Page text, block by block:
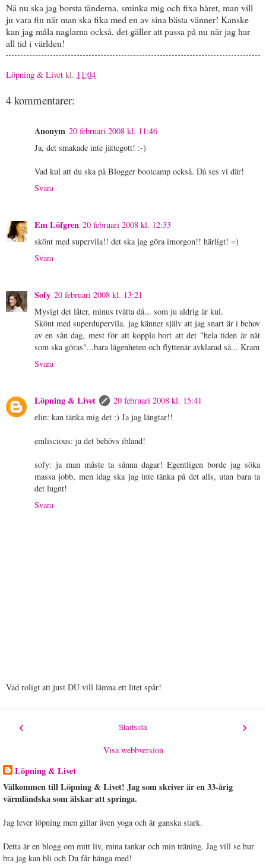
Nä nu ska jag borsta tänderna, sminka mig och fixa håret, man vill
ju vara fin när man ska fika med en av sina bästa vänner! Kanske
kan jag måla naglarna också, det gäller att passa på nu när jag har
all tid i världen!
Löpning & Livet kl. 11:04
4 kommentarer:
Anonym 20 februari 2008 kl. 11:46
Ja, det smakade inte jättegott! :-)
Vad kul att du ska på Blogger bootcamp också. Då ses vi där!
Svara
Em Löfgren 20 februari 2008 kl. 12:33
skönt med supervila!! det ska jag göra imorgon!! härligt! =)
Svara
Sofy 20 februari 2008 kl. 13:21
Mysigt det låter, minus tvätta då... som ju aldrig är kul.
Skönt med superdupervila. jag känner själv att jag snart är i behov
av en sån dag, mest för att koppla bort att det "hela tiden är nåt
som ska göras"...bara lägenheten och flyttenär avklarad så... Kram
Svara
Löpning & Livet
20 februari 2008 kl. 15:41
elin: kan tänka mig det :) Ja jag längtar!!
emliscious: ja det behövs ibland!
sofy: ja man måste ta sånna dagar! Egentligen borde jag söka
massa jobb, men idag ska jag inte tänka på det alls, utan bara ta
det lugnt!
Svara
Vad roligt att just DU vill lämna ett litet spår!
‹ ›
Startsida
Visa webbversion
Löpning & Livet
Välkommen till Löpning & Livet! Jag som skriver är en 33-årig
värmländska som älskar att springa.
Jag lever löpning men gillar även yoga och är ganska stark.
Detta är en blogg om mitt liv, mina tankar och min träning. Jag vill se hur
bra jag kan bli och Du får hänga med!